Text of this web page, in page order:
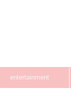
entertainment